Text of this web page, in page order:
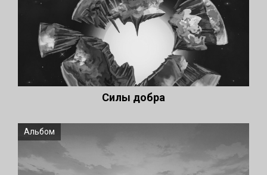
Силы добра
Альбом